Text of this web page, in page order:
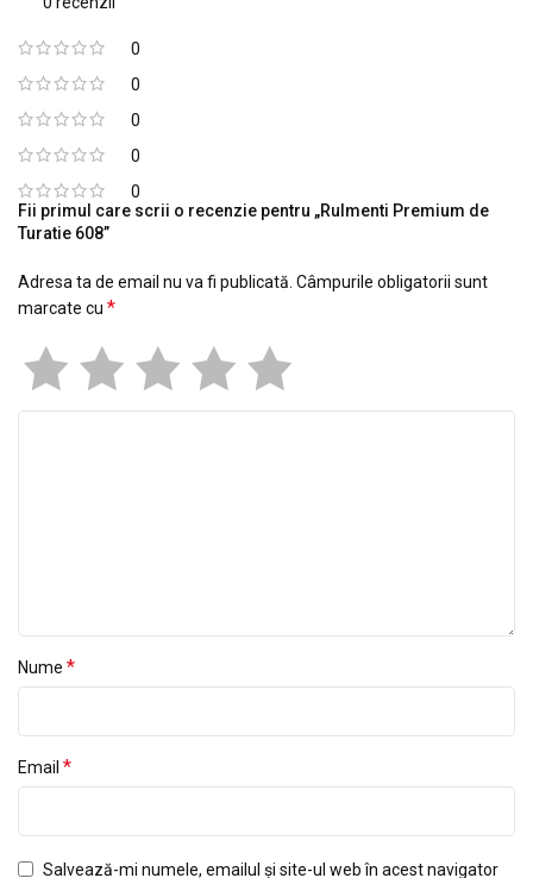
0
0
0
0
0
Fii primul care scrii o recenzie pentru „Rulmenti Premium de
Turatie 608”
Adresa ta de email nu va fi publicată. Câmpurile obligatorii sunt
marcate cu *
Nume *
Email *
Salvează-mi numele, emailul și site-ul web în acest navigator